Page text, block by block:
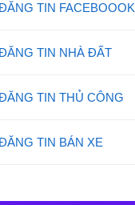
TIN FACEBOOOK
TIN NHÀ ĐẤT
TIN THỦ CÔNG
TIN BÁN XE